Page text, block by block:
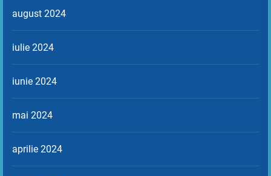
august 2024
iulie 2024
iunie 2024
mai 2024
aprilie 2024